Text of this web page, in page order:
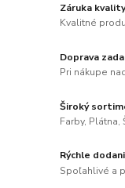
Záruka
Kvalitné
Doprava
Pri nákupe
Široký
Farby,
Rýchle
Spoľahlivé a